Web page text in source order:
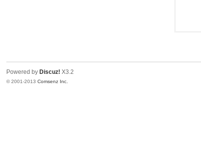
Powered by Discuz! X3.2
© 2001-2013Comsenz Inc.